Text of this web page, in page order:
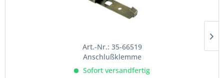
Art.-Nr.: 35-66519
Anschlußklemme
Sofort versandfertig